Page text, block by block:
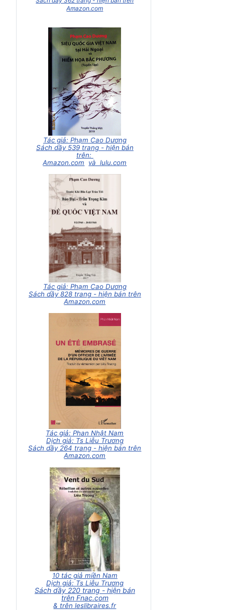
Amazon.com
Tác giả: Phạm Cao Dương
Sách dầy 539 trang - hiện bán
trên:
Amazon.com
và lulu.com
Tác giả: Phạm Cao Dương
Sách dầy 828 trang - hiện bán trên
Amazon.com
Tác giả: Phan Nhật Nam
Dịch giả: Ts Liễu Trương
Sách dầy 264 trang - hiện bán trên
Amazon.com
10 tác giả miền Nam
Dịch giả: Ts Liễu Trương
Sách dầy 220 trang - hiện bán
trên Fnac.com
& trên leslibraires.fr